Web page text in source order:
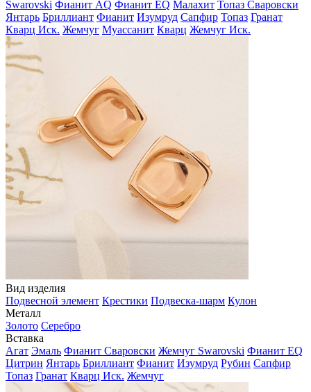
Swarovski Фианит AQ Фианит EQ Малахит Топаз Сваровски
Янтарь Бриллиант Фианит Изумруд Сапфир Топаз Гранат
Кварц Иск. Жемчуг Муассанит Кварц Жемчуг Иск.
Вид изделия
Подвесной элемент Крестики Подвеска-шарм Кулон
Металл
Золото Серебро
Вставка
Агат Эмаль Фианит Сваровски Жемчуг Swarovski Фианит EQ
Цитрин Янтарь Бриллиант Фианит Изумруд Рубин Сапфир
Топаз Гранат Кварц Иск. Жемчуг